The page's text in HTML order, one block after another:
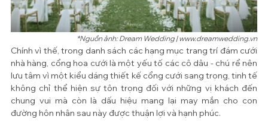
*Nguồn ảnh: Dream Wedding | www.dreamwedding.vn
Chính vì thế, trong danh sách các hạng mục trang trí đám cưới
nhà hàng, cổng hoa cưới là một yếu tố các cô dâu - chú rể nên
lưu tâm vì một kiểu dáng thiết kế cổng cưới sang trọng, tinh tế
không chỉ thể hiện sự tôn trọng đối với những vị khách đến
chung vui mà còn là dấu hiệu mang lại may mắn cho con
đường hôn nhân sau này được thuận lợi và hạnh phúc.